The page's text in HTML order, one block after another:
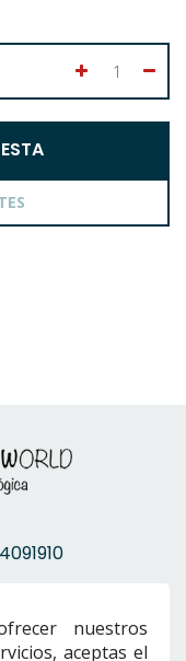
nuestros
aceptas el